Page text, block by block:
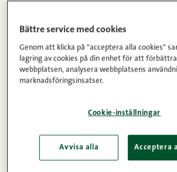
Bättre service med cookies
Genom att klicka på "acceptera alla cookies"
lagring av cookies på din enhet för att
webbplatsen, analysera webbplatsens
marknadsföringsinsatser.
Cookie-inställningar
Avvisa alla Acceptera